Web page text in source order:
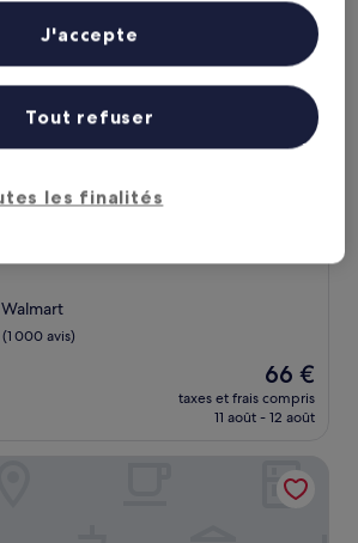
(1 000 avis)
Le
nouveau
prix
de
66 €
66 €
taxes et frais compris
11 août - 12 août
de performance des publicités et du contenu,
de services.
(fournisseurs)
les finalités
Tout refuser
J'accepte